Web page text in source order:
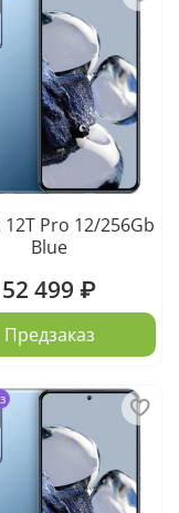
Pro 12/256Gb
Blue
52 499 ₽
Предзаказ